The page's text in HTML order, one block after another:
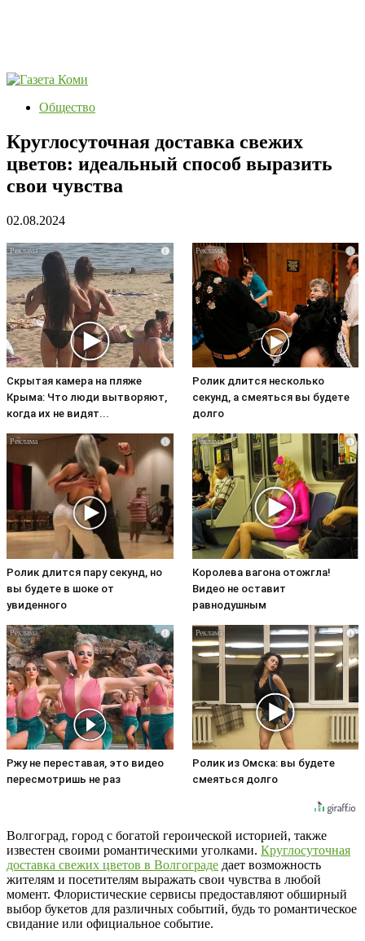
Общество
Круглосуточная доставка свежих
цветов: идеальный способ выразить
свои чувства
02.08.2024
i
Скрытая камера на пляже
Крыма: Что люди вытворяют,
когда их не видят...
i
Ролик длится несколько
секунд, а смеяться вы будете
долго
i
Ролик длится пару секунд, но
вы будете в шоке от
увиденного
i
Королева вагона отожгла!
Видео не оставит
равнодушным
i
Ржу не переставая, это видео
пересмотришь не раз
i
Ролик из Омска: вы будете
смеяться долго
Волгоград, город с богатой героической историей, также
известен своими романтическими уголками. Круглосуточная
доставка свежих цветов в Волгограде дает возможность
жителям и посетителям выражать свои чувства в любой
момент. Флористические сервисы предоставляют обширный
выбор букетов для различных событий, будь то романтическое
свидание или официальное событие.